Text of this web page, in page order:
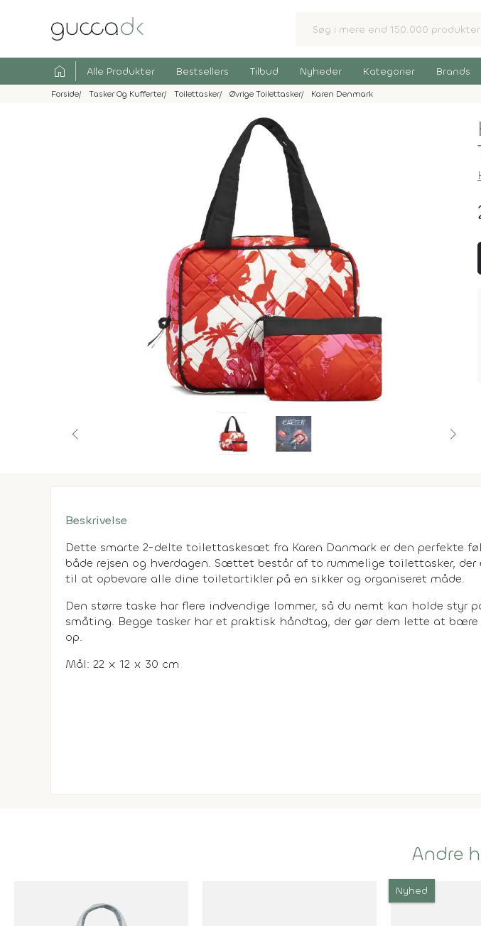
home Alle Produkter Bestsellers Tilbud Nyheder Kategorier Brands
Forside Tasker Og Kufferter Toilettasker Øvrige Toilettasker Karen Denmark
Beskrivelse
Dette smarte 2-delte toilettaskesæt fra Karen Danmark er den perfekte
både rejsen og hverdagen. Sættet består af to rummelige toilettasker, der
til at opbevare alle dine toiletartikler på en sikker og organiseret måde.
Den større taske har flere indvendige lommer, så du nemt kan holde styr
småting. Begge tasker har et praktisk håndtag, der gør dem lette at
op.
Mål: 22 x 12 x 30 cm
Andre
Nyhed